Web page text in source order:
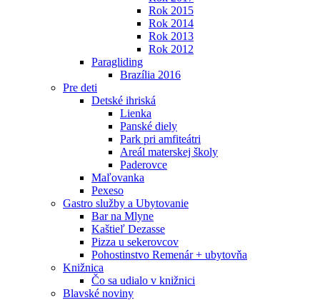
Rok 2015
Rok 2014
Rok 2013
Rok 2012
Paragliding
Brazília 2016
Pre deti
Detské ihriská
Lienka
Panské diely
Park pri amfiteátri
Areál materskej školy
Paderovce
Maľovanka
Pexeso
Gastro služby a Ubytovanie
Bar na Mlyne
Kaštieľ Dezasse
Pizza u sekerovcov
Pohostinstvo Remenár + ubytovňa
Knižnica
Čo sa udialo v knižnici
Blavské noviny